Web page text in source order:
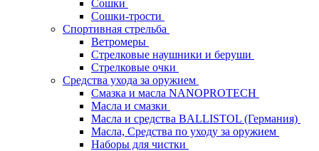
Сошки
Сошки-трости
Спортивная стрельба
Ветромеры
Стрелковые наушники и беруши
Стрелковые очки
Средства ухода за оружием
Смазка и масла NANOPROTECH
Масла и смазки
Масла и средства BALLISTOL (Германия)
Масла, Средства по уходу за оружием
Наборы для чистки